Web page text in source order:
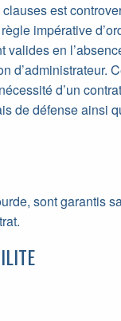
est
impérative
en
d’administrateur.
d’un
de défense ainsi
sont garantis